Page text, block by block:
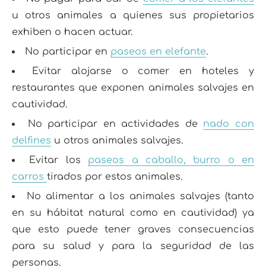
u otros animales a quienes sus propietarios
exhiben o hacen actuar.
No participar en paseos en elefante.
Evitar alojarse o comer en hoteles y
restaurantes que exponen animales salvajes en
cautividad.
No participar en actividades de nado con
delfines u otros animales salvajes.
Evitar los paseos a caballo, burro o en
carros tirados por estos animales.
No alimentar a los animales salvajes (tanto
en su hábitat natural como en cautividad) ya
que esto puede tener graves consecuencias
para su salud y para la seguridad de las
personas.